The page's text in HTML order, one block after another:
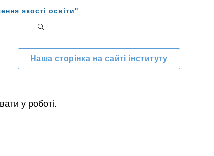
якості освіти"
Наша сторінка на сайті інституту
у роботі.